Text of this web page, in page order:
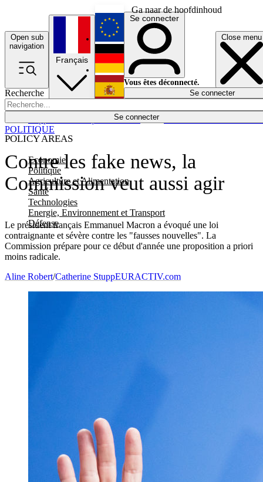
Ga naar de hoofdinhoud
Open sub
navigation
Close menu
Recherche
Se connecter
POLICY AREAS
Economie
Politique
Agriculture et Alimentation
Santé
Technologies
Energie, Environnement et Transport
Défense
Économie
Français
English
Deutsch
Español
Se connecter
Vous êtes déconnecté.
Se connecter
Contre les fake news, la
Commission veut aussi agir
Le président français Emmanuel Macron a évoqué une loi
contraignante et sévère contre les "fausses nouvelles". La
Commission prépare pour ce début d'année une proposition a priori
moins radicale.
POLITIQUE
Aline Robert/Catherine StuppEURACTIV.com